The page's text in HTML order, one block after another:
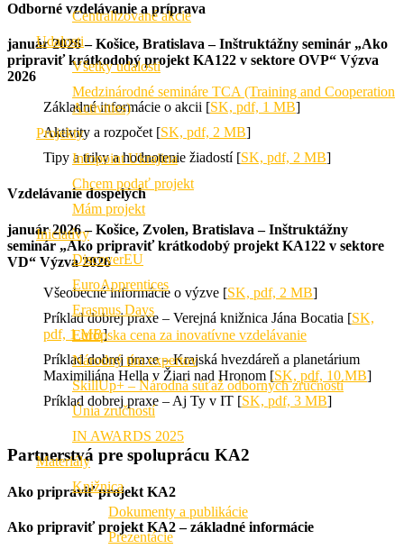
Centralizované akcie
Udalosti
Všetky udalosti
Medzinárodné semináre TCA (Training and Cooperation
Activities)
Projekty
Infopoint Ukrajina
Chcem podať projekt
Mám projekt
Iniciatívy
DiscoverEU
EuroApprentices
Erasmus Days
Európska cena za inovatívne vzdelávanie
Národný tím expertov
SkillUp+ – Národná súťaž odborných zručností
Únia zručností
IN AWARDS 2025
Materiály
Knižnica
Dokumenty a publikácie
Prezentácie
Odborné vzdelávanie a príprava
január 2026 – Košice, Bratislava – Inštruktážny seminár „Ako
pripraviť krátkodobý projekt KA122 v sektore OVP“ Výzva
2026
Základné informácie o akcii [SK, pdf, 1 MB]
Aktivity a rozpočet [SK, pdf, 2 MB]
Tipy a triky a hodnotenie žiadostí [SK, pdf, 2 MB]
Vzdelávanie dospelých
január 2026 – Košice, Zvolen, Bratislava – Inštruktážny
seminár „Ako pripraviť krátkodobý projekt KA122 v sektore
VD“ Výzva 2026
Všeobecné informácie o výzve [SK, pdf, 2 MB]
Príklad dobrej praxe – Verejná knižnica Jána Bocatia [SK,
pdf, 1 MB]
Príklad dobrej praxe – Krajská hvezdáreň a planetárium
Maximiliána Hella v Žiari nad Hronom [SK, pdf, 10 MB]
Príklad dobrej praxe – Aj Ty v IT [SK, pdf, 3 MB]
Partnerstvá pre spoluprácu KA2
Ako pripraviť projekt KA2
Ako pripraviť projekt KA2 – základné informácie